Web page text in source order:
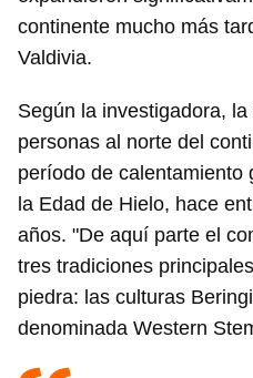
continente mucho más
Valdivia.
Según la investigadora,
personas al norte del
período de calentamiento
la Edad de Hielo, hace
años. "De aquí parte el
tres tradiciones
piedra: las culturas
denominada Western